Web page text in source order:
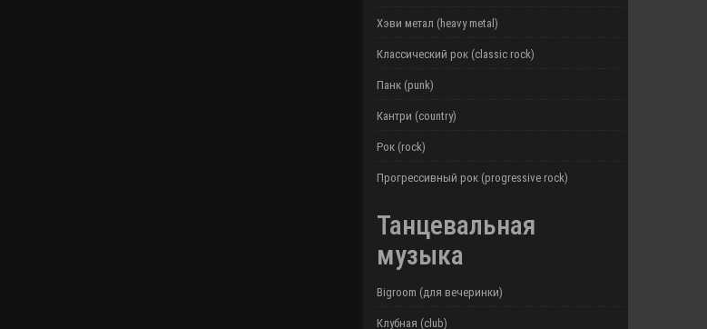
Хэви метал (heavy metal)
Классический рок (classic rock)
Панк (punk)
Кантри (country)
Рок (rock)
Прогрессивный рок (progressive rock)
Танцевальная
музыка
Bigroom (для вечеринки)
Клубная (club)